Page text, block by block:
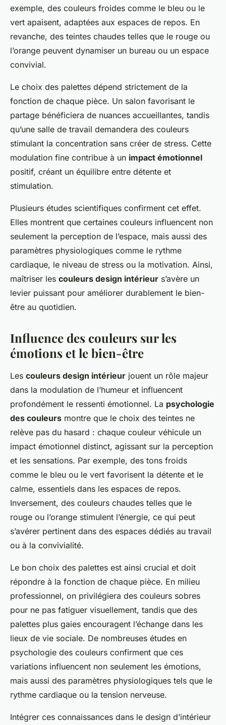
exemple, des couleurs froides comme le bleu ou le
vert apaisent, adaptées aux espaces de repos. En
revanche, des teintes chaudes telles que le rouge ou
l’orange peuvent dynamiser un bureau ou un espace
convivial.
Le choix des palettes dépend strictement de la
fonction de chaque pièce. Un salon favorisant le
partage bénéficiera de nuances accueillantes, tandis
qu’une salle de travail demandera des couleurs
stimulant la concentration sans créer de stress. Cette
modulation fine contribue à un impact émotionnel
positif, créant un équilibre entre détente et
stimulation.
Plusieurs études scientifiques confirment cet effet.
Elles montrent que certaines couleurs influencent non
seulement la perception de l’espace, mais aussi des
paramètres physiologiques comme le rythme
cardiaque, le niveau de stress ou la motivation. Ainsi,
maîtriser les couleurs design intérieur s’avère un
levier puissant pour améliorer durablement le bien-
être au quotidien.
Influence des couleurs sur les
émotions et le bien-être
Les couleurs design intérieur jouent un rôle majeur
dans la modulation de l’humeur et influencent
profondément le ressenti émotionnel. La psychologie
des couleurs montre que le choix des teintes ne
relève pas du hasard : chaque couleur véhicule un
impact émotionnel distinct, agissant sur la perception
et les sensations. Par exemple, des tons froids
comme le bleu ou le vert favorisent la détente et le
calme, essentiels dans les espaces de repos.
Inversement, des couleurs chaudes telles que le
rouge ou l’orange stimulent l’énergie, ce qui peut
s’avérer pertinent dans des espaces dédiés au travail
ou à la convivialité.
Le bon choix des palettes est ainsi crucial et doit
répondre à la fonction de chaque pièce. En milieu
professionnel, on privilégiera des couleurs sobres
pour ne pas fatiguer visuellement, tandis que des
palettes plus gaies encouragent l’échange dans les
lieux de vie sociale. De nombreuses études en
psychologie des couleurs confirment que ces
variations influencent non seulement les émotions,
mais aussi des paramètres physiologiques tels que le
rythme cardiaque ou la tension nerveuse.
Intégrer ces connaissances dans le design d’intérieur